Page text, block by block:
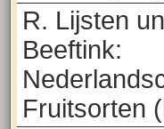
R. Lijsten
Beeftink:
Fruitsorten